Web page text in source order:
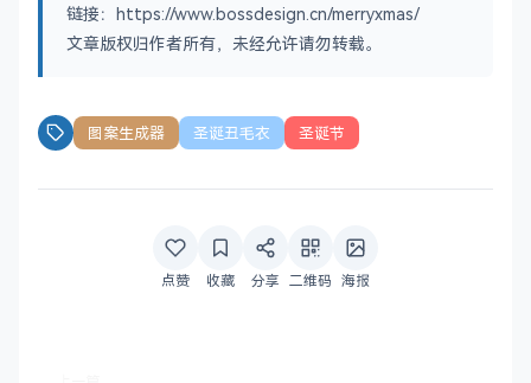
链接：https://www.bossdesign.cn/merryxmas/
文章版权归作者所有，未经允许请勿转载。
图案生成器 圣诞丑毛衣 圣诞节
点赞 收藏 分享 二维码 海报